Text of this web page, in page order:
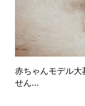
赤ちゃんモデル大
せん...